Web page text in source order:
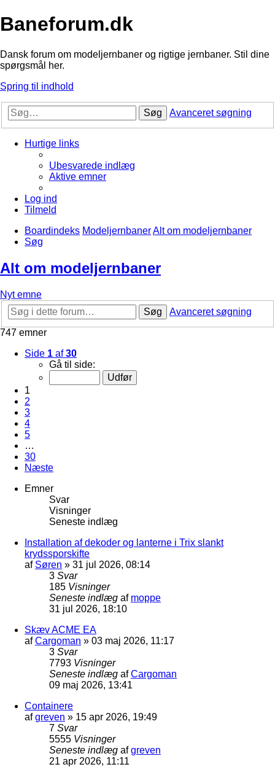
Baneforum.dk
Dansk forum om modeljernbaner og rigtige jernbaner. Stil dine
spørgsmål her.
Spring til indhold
Søg Avanceret søgning
Hurtige links
Ubesvarede indlæg
Aktive emner
Log ind
Tilmeld
Boardindeks ModeljernbanerAlt om modeljernbaner
Søg
Alt om modeljernbaner
Nyt emne
Søg
Avanceret søgning
747 emner
Side 1 af30
Gå til side:
1
2
3
4
5
…
30
Næste
Emner
Svar
Visninger
Seneste indlæg
Installation af dekoder og lanterne i Trix slankt
krydssporskifte
af Søren » 31 jul 2026, 08:14
3 Svar
185 Visninger
Seneste indlæg af moppe
31 jul 2026, 18:10
Skæv ACME EA
afCargoman » 03 maj 2026, 11:17
3 Svar
7793 Visninger
Seneste indlæg afCargoman
09 maj 2026, 13:41
Containere
afgreven » 15 apr 2026, 19:49
7 Svar
5555 Visninger
Seneste indlæg afgreven
21 apr 2026, 11:11